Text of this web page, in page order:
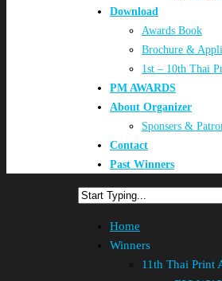
Download
Awards Book
Brochure &
1st – 10th Thai
PM AWARDS
About Organizer
Sponsers &
Contact
Past Winners
Home
Winners
11th Thai Print